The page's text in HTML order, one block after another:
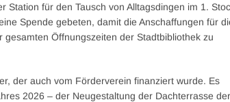
Station für den Tausch von Alltagsdingen im 1.
Spende gebeten, damit die Anschaffungen für
Öffnungszeiten der Stadtbibliothek zu
der auch vom Förderverein finanziert wurde. Es
2026 – der Neugestaltung der Dachterrasse der